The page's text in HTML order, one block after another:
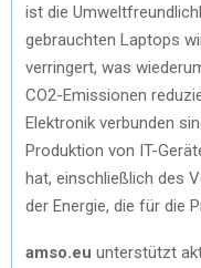
ist die
gebrauchten Laptops
verringert, was
CO2-Emissionen
Elektronik verbunden
Produktion von IT-
hat, einschließlich des
der Energie, die für die
amso.eu unterstützt